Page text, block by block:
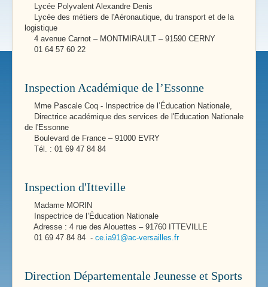
Lycée Polyvalent Alexandre Denis
Lycée des métiers de l'Aéronautique, du transport et de la
logistique
4 avenue Carnot – MONTMIRAULT – 91590 CERNY
01 64 57 60 22
Inspection Académique de l’Essonne
Mme Pascale Coq - Inspectrice de l’Éducation Nationale,
Directrice académique des services de l'Education Nationale
de l'Essonne
Boulevard de France – 91000 EVRY
Tél. : 01 69 47 84 84
Inspection d'Itteville
Madame MORIN
Inspectrice de l’Éducation Nationale
Adresse : 4 rue des Alouettes – 91760 ITTEVILLE
01 69 47 84 84 - ce.ia91@ac-versailles.fr
Direction Départementale Jeunesse et Sports